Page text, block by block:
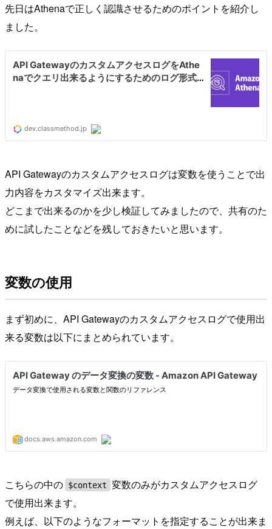
先日はAthenaで正しく認識させるためのポイントを紹介し
ました。
API Gatewayのカスタムアクセスログは変数を使うことで出
力内容をカスタマイズ出来ます。
どこまで出来るのかを少し検証してみましたので、共有のた
めに試したことなどを残しておきたいと思います。
変数の使用
まず初めに、API Gatewayのカスタムアクセスログで使用出
来る変数は以下にまとめられています。
こちらの中の $context 変数のみがカスタムアクセスログ
で使用出来ます。
例えば、以下のようなフォーマットを指定することが出来ま